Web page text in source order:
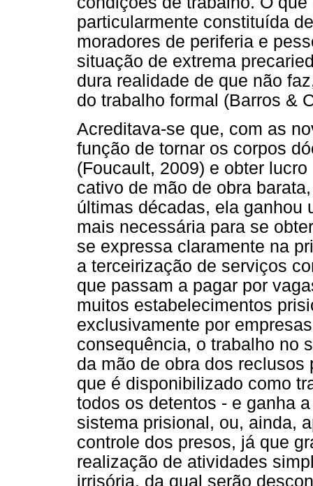
particularmente constituída
moradores de periferia e
situação de extrema
dura realidade de que não
do trabalho formal (Barros &
Acreditava-se que, com as
função de tornar os corpos
(Foucault, 2009) e obter
cativo de mão de obra
últimas décadas, ela ganhou
mais necessária para se
se expressa claramente na
a terceirização de serviços
que passam a pagar por
muitos estabelecimentos
exclusivamente por
consequência, o trabalho no
da mão de obra dos
que é disponibilizado como
todos os detentos - e ganha
sistema prisional, ou, ainda,
controle dos presos, já que
realização de atividades
irrisória, da qual serão